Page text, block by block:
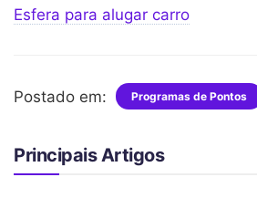
Esfera para alugar carro
Postado em: Programas de Pontos
Principais Artigos